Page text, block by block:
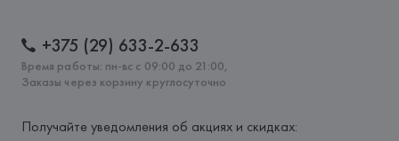
+375 (29) 633-2-633
Время работы: пн-вс с 09:00 до 21:00,
Заказы через корзину круглосуточно
Получайте уведомления об акциях и скидках: